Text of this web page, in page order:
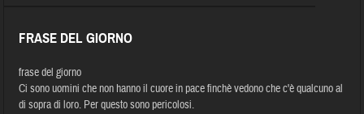
FRASE DEL GIORNO
frase del giorno
Ci sono uomini che non hanno il cuore in pace finchè vedono che c'è qualcuno al
di sopra di loro. Per questo sono pericolosi.